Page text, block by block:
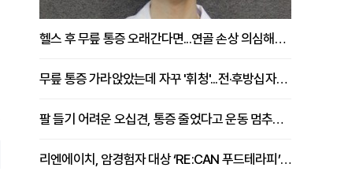
헬스 후 무릎 통증 오래간다면...연골 손상 의심해야 [김상범 원장 칼럼]
무릎 통증 가라앉았는데 자꾸 '휘청'...전·후방십자인대 파열 확인해야 [곽우경 원장 칼럼]
팔 들기 어려운 오십견, 통증 줄었다고 운동 멈추면 안 되는 이유 [이병욱 원장 칼럼]
리엔에이치, 암경험자 대상 ‘RE:CAN 푸드테라피’ 운영